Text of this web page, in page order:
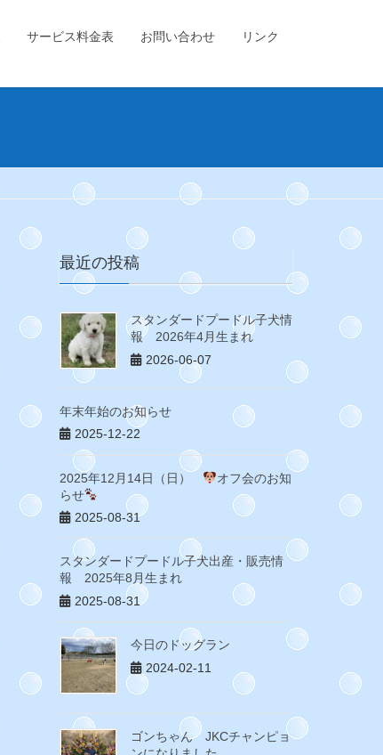
サービス料金表 お問い合わせ リンク
最近の投稿
スタンダードプードル子犬情
報 2026年4月生まれ
2026-06-07
年末年始のお知らせ
2025-12-22
2025年12月14日（日）
オフ会のお知
らせ
2025-08-31
スタンダードプードル子犬出産・販売情
報 2025年8月生まれ
2025-08-31
今日のドッグラン
2024-02-11
ゴンちゃん JKCチャンピョ